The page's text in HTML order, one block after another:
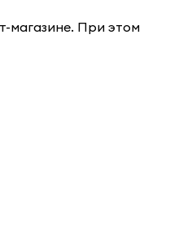
магазине. При этом